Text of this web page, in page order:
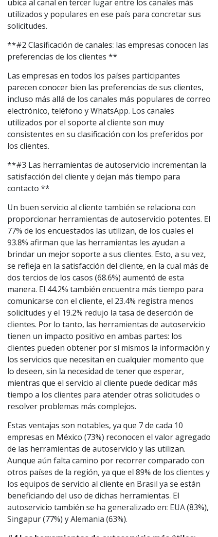
ubica al canal en tercer lugar entre los canales más
utilizados y populares en ese país para concretar sus
solicitudes.
**#2 Clasificación de canales: las empresas conocen las
preferencias de los clientes **
Las empresas en todos los países participantes
parecen conocer bien las preferencias de sus clientes,
incluso más allá de los canales más populares de correo
electrónico, teléfono y WhatsApp. Los canales
utilizados por el soporte al cliente son muy
consistentes en su clasificación con los preferidos por
los clientes.
**#3 Las herramientas de autoservicio incrementan la
satisfacción del cliente y dejan más tiempo para
contacto **
Un buen servicio al cliente también se relaciona con
proporcionar herramientas de autoservicio potentes. El
77% de los encuestados las utilizan, de los cuales el
93.8% afirman que las herramientas les ayudan a
brindar un mejor soporte a sus clientes. Esto, a su vez,
se refleja en la satisfacción del cliente, en la cual más de
dos tercios de los casos (68.6%) aumentó de esta
manera. El 44.2% también encuentra más tiempo para
comunicarse con el cliente, el 23.4% registra menos
solicitudes y el 19.2% redujo la tasa de deserción de
clientes. Por lo tanto, las herramientas de autoservicio
tienen un impacto positivo en ambas partes: los
clientes pueden obtener por sí mismos la información y
los servicios que necesitan en cualquier momento que
lo deseen, sin la necesidad de tener que esperar,
mientras que el servicio al cliente puede dedicar más
tiempo a los clientes para atender otras solicitudes o
resolver problemas más complejos.
Estas ventajas son notables, ya que 7 de cada 10
empresas en México (73%) reconocen el valor agregado
de las herramientas de autoservicio y las utilizan.
Aunque aún falta camino por recorrer comparado con
otros países de la región, ya que el 89% de los clientes y
los equipos de servicio al cliente en Brasil ya se están
beneficiando del uso de dichas herramientas. El
autoservicio también se ha generalizado en: EUA (83%),
Singapur (77%) y Alemania (63%).